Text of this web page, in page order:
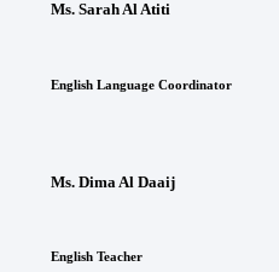
Ms. Sarah Al Atiti
English Language Coordinator
Ms. Dima Al Daaij
English Teacher